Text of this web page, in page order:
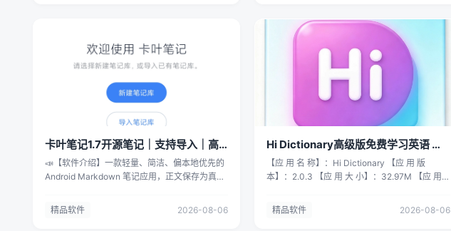
容用于商业或者非法用途，否则，一切后果请用
户自负。 本社区信息来自网络，版权争议与本社
区无关。 您必须在下载后的24个小时之内，从
您的电脑中彻底删除上述内容。 如果您喜欢该资
源，请支持购买正版，得到更好的正版服务。 如
有侵权请与我们联系处理。
Linux 服务器，在 iPhone 或 iPad 上实时监控性
能、管理 Docker、浏览远程文件、执行命令和
处理常见运维任务。 实时服务器监控 CPU 使用
率，支持核心级拆分（SYS / USER / IOWAIT）
内存与 Swap 使用情况，可视化图表展示 网络实
时速率与累计流量 磁盘使用率、I/O 速度、IOPS
指标 NVIDIA GPU 监控 系统信息：主机名、系
统版本、内核、运行时间、负载等 完整 SSH 终
端 快速流畅的终端模拟器 支持多个终端会话 支
持 vim、htop、top 等交互式工具 可自定义终端
器 启动、停止、重启、删除容器 查看容器日志
与资源使用情况 Docker Compose 项目管理 支
管理 可视化浏览远程文件系统 上传、下载、重
卡叶笔记1.7开源笔记｜支持导入｜高
级玩法
📣【软件介绍】一款轻量、简洁、偏本地优先的
Android Markdown 笔记应用，正文保存为真实
续使用你喜欢的编辑器或云同步工具管理。它强
调本地优先与文件格式开放，适合希望“笔记归属
精品软件 2026-08-06
Hi Dictionary高级版免费学习英语 翻
译
【应 用 名 称】：Hi Dictionary 【应 用 版
本】：2.0.3 【应 用 大 小】：32.97M 【应 用
器，可以使用88种语言，包括印地语翻译到英
语，从英语到印地语的翻译，从英语到马拉地语
精品软件 2026-08-06